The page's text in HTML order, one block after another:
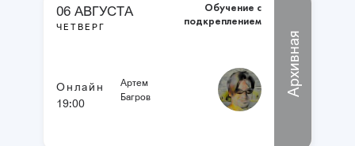
06 АВГУСТА
ЧЕТВЕРГ
Обучение с
подкреплением
Онлайн
19:00
Артем
Багров
Архивная